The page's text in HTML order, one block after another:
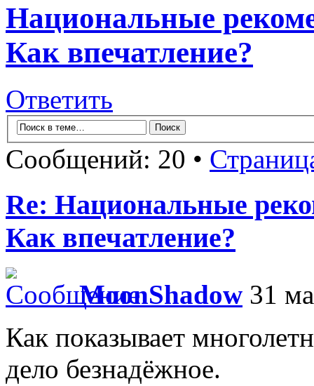
Национальные
Как впечатление?
Ответить
Сообщений: 20 •
Re: Национальные
Как впечатление?
MoonShadow 31
Как показывает
дело безнадёжное.